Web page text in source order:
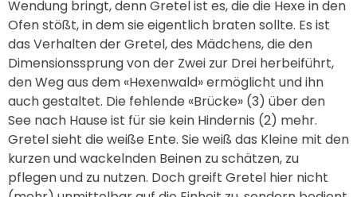
Wendung bringt, denn Gretel ist es, die die Hexe in den
Ofen stößt, in dem sie eigentlich braten sollte. Es ist
das Verhalten der Gretel, des Mädchens, die den
Dimensionssprung von der Zwei zur Drei herbeiführt,
den Weg aus dem «Hexenwald» ermöglicht und ihn
auch gestaltet. Die fehlende «Brücke» (3) über den
See nach Hause ist für sie kein Hindernis (2) mehr.
Gretel sieht die weiße Ente. Sie weiß das Kleine mit den
kurzen und wackelnden Beinen zu schätzen, zu
pflegen und zu nutzen. Doch greift Gretel hier nicht